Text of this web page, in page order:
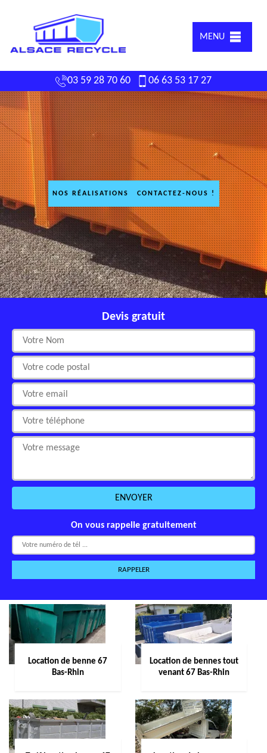
MENU
03 59 28 70 60 06 63 53 17 27
NOS RÉALISATIONS CONTACTEZ-NOUS !
Devis gratuit
On vous rappelle gratuitement
Location de benne 67
Bas-Rhin
Location de bennes tout
venant 67 Bas-Rhin